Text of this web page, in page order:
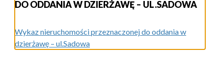
DO ODDANIA W DZIERŻAWĘ – UL.SADOWA
Wykaz nieruchomości przeznaczonej do oddania w
dzierżawę – ul.Sadowa